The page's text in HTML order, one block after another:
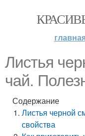
Листья
чай.
Содержание
Листья черной
свойства